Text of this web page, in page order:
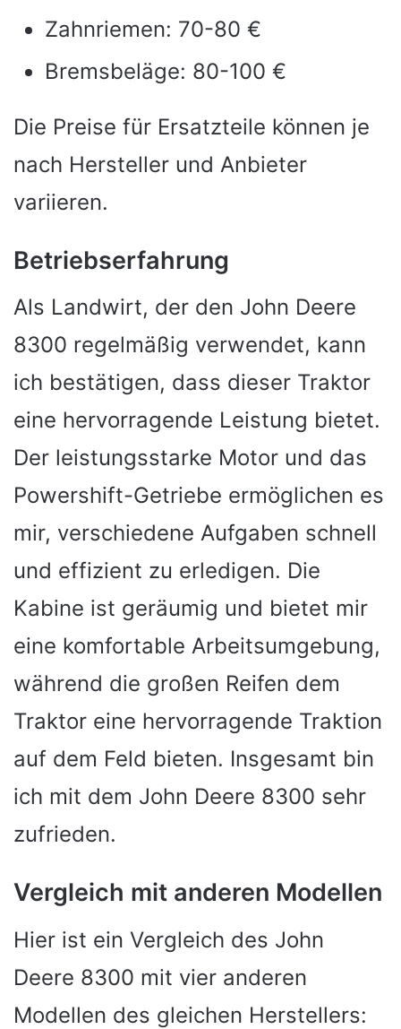
Zahnriemen: 70-80 €
Bremsbeläge: 80-100 €
Die Preise für Ersatzteile können je
nach Hersteller und Anbieter
variieren.
Betriebserfahrung
Als Landwirt, der den John Deere
8300 regelmäßig verwendet, kann
ich bestätigen, dass dieser Traktor
eine hervorragende Leistung bietet.
Der leistungsstarke Motor und das
Powershift-Getriebe ermöglichen es
mir, verschiedene Aufgaben schnell
und effizient zu erledigen. Die
Kabine ist geräumig und bietet mir
eine komfortable Arbeitsumgebung,
während die großen Reifen dem
Traktor eine hervorragende Traktion
auf dem Feld bieten. Insgesamt bin
ich mit dem John Deere 8300 sehr
zufrieden.
Vergleich mit anderen Modellen
Hier ist ein Vergleich des John
Deere 8300 mit vier anderen
Modellen des gleichen Herstellers: